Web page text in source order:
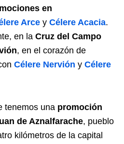
en
Arce y Célere Acacia.
en la Cruz del Campo
, en el corazón de
Célere Nervión y Célere
tenemos una promoción
de Aznalfarache, pueblo
kilómetros de la capital